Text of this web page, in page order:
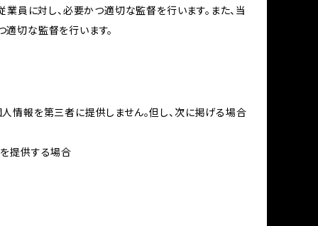
員に対し、必要かつ適切な監督を行います。また、当
切な監督を行います。
情報を第三者に提供しません。但し、次に掲げる場合
提供する場合